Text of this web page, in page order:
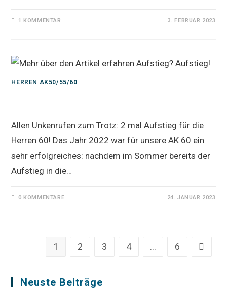
1 KOMMENTAR 3. FEBRUAR 2023
HERREN AK50/55/60
Allen Unkenrufen zum Trotz: 2 mal Aufstieg für die
Herren 60! Das Jahr 2022 war für unsere AK 60 ein
sehr erfolgreiches: nachdem im Sommer bereits der
Aufstieg in die…
0 KOMMENTARE 24. JANUAR 2023
1 2 3 4 … 6
Neuste Beiträge